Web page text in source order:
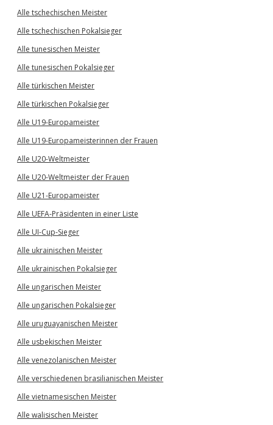
Alle tschechischen Meister
Alle tschechischen Pokalsieger
Alle tunesischen Meister
Alle tunesischen Pokalsieger
Alle türkischen Meister
Alle türkischen Pokalsieger
Alle U19-Europameister
Alle U19-Europameisterinnen der Frauen
Alle U20-Weltmeister
Alle U20-Weltmeister der Frauen
Alle U21-Europameister
Alle UEFA-Präsidenten in einer Liste
Alle UI-Cup-Sieger
Alle ukrainischen Meister
Alle ukrainischen Pokalsieger
Alle ungarischen Meister
Alle ungarischen Pokalsieger
Alle uruguayanischen Meister
Alle usbekischen Meister
Alle venezolanischen Meister
Alle verschiedenen brasilianischen Meister
Alle vietnamesischen Meister
Alle walisischen Meister